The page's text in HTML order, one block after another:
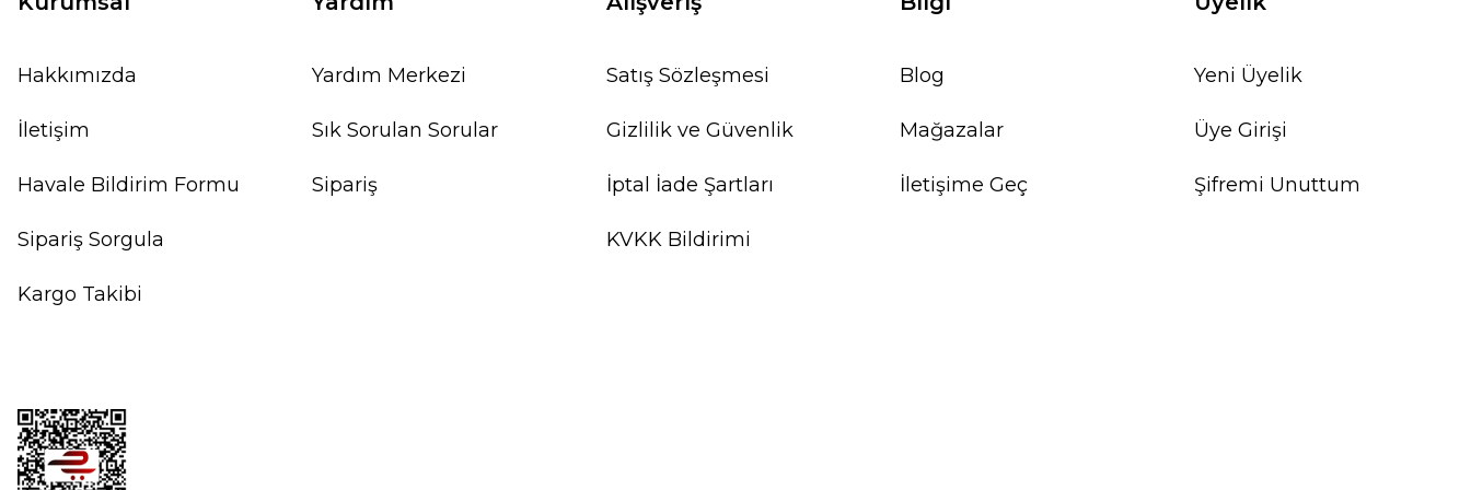
Hakkımızda
İletişim
Havale Bildirim Formu
Sipariş Sorgula
Kargo Takibi
Yardım Merkezi
Sık Sorulan Sorular
Sipariş
Satış Sözleşmesi
Gizlilik ve Güvenlik
İptal İade Şartları
KVKK Bildirimi
Blog
Mağazalar
İletişime Geç
Yeni Üyelik
Üye Girişi
Şifremi Unuttum